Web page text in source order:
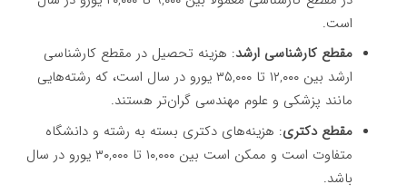
است.
مقطع کارشناسی ارشد: هزینه تحصیل در مقطع کارشناسی
ارشد بین ۱۲,۰۰۰ تا ۳۵,۰۰۰ یورو در سال است، که رشته‌هایی
مانند پزشکی و علوم مهندسی گران‌تر هستند.
مقطع دکتری: هزینه‌های دکتری بسته به رشته و دانشگاه
متفاوت است و ممکن است بین ۱۰,۰۰۰ تا ۳۰,۰۰۰ یورو در سال
باشد.